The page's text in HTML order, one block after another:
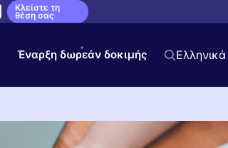
Κλείστε τη
θέση σας
Έναρξη δωρεάν δοκιμής Ελληνικά